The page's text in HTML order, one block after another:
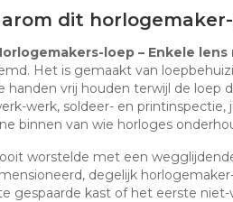
dit
loep – Enkele
Het is gemaakt van
handen vrij houden terwijl de loep
werk, soldeer- en printinspectie,
binnen van wie horloges
worstelde met een
degelijk
gespaarde kast of het eerste niet-